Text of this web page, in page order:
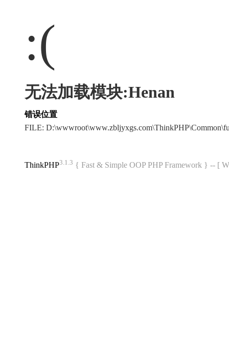
:(
无法加载模块:Henan
错误位置
FILE:
ThinkPHP3.1.3 { Fast & Simple OOP PHP Framework } -- [